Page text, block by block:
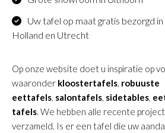
Uw tafel op maat gratis bezorgd
Holland en Utrecht
Op onze website doet u inspiratie op
waaronder kloostertafels, robuuste
eettafels, salontafels, sidetables,
tafels. We hebben alle recente
verzameld. Is er een tafel die uw